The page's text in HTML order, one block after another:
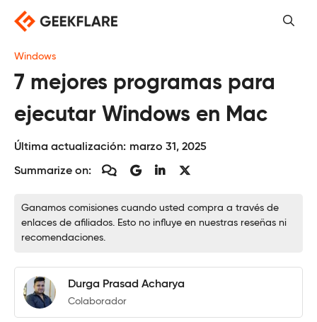
Saltar
contenido
Windows
7 mejores programas para
ejecutar Windows en Mac
Última actualización: marzo 31, 2025
Summarize on:
Ganamos comisiones cuando usted compra a través de
enlaces de afiliados. Esto no influye en nuestras reseñas ni
recomendaciones.
Durga Prasad Acharya
Colaborador